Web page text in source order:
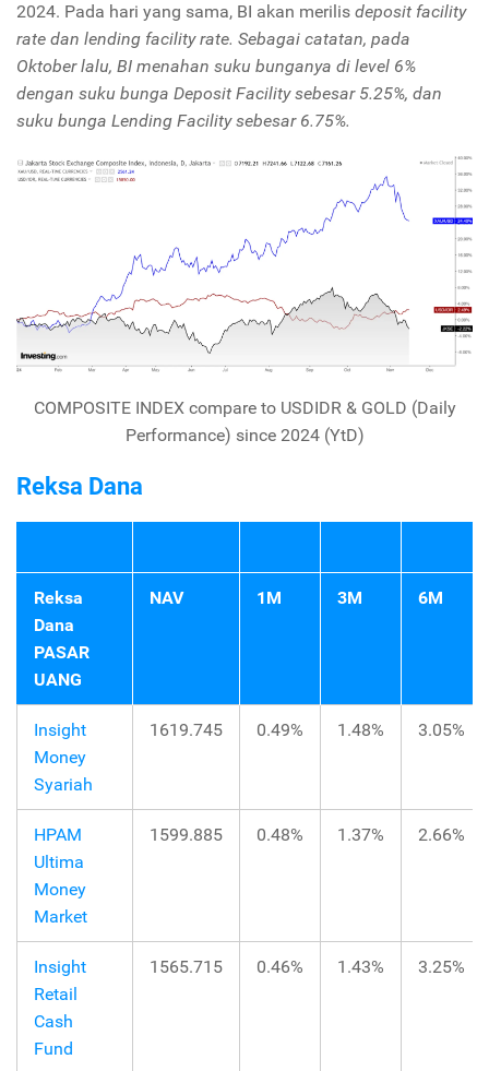
2024. Pada hari yang sama, BI akan merilis deposit facility
rate dan lending facility rate. Sebagai catatan, pada
Oktober lalu, BI menahan suku bunganya di level 6%
dengan suku bunga Deposit Facility sebesar 5.25%, dan
suku bunga Lending Facility sebesar 6.75%.
COMPOSITE INDEX compare to USDIDR & GOLD (Daily
Performance) since 2024 (YtD)
Reksa Dana
Reksa
Dana
PASAR
UANG
NAV 1M 3M 6M
Insight
Money
Syariah
1619.745 0.49% 1.48% 3.05%
HPAM
Ultima
Money
Market
1599.885 0.48% 1.37% 2.66%
Insight
Retail
Cash
Fund
1565.715 0.46% 1.43% 3.25%